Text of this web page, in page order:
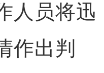
人员将迅
作出判